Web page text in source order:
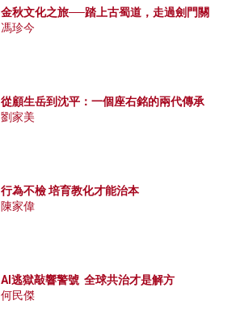
金秋文化之旅──踏上古蜀道，走過劍門關
馮珍今
從顧生岳到沈平：一個座右銘的兩代傳承
劉家美
行為不檢 培育教化才能治本
陳家偉
AI逃獄敲響警號 全球共治才是解方
何民傑